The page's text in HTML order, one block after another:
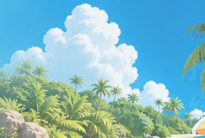
新海航“飞
新海航“飞
关于防范
海南航空控
关于受台
关于受台
关于受第13
关于海南航
新海航“飞
新海航“飞
关于防范以